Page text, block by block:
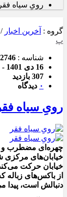
رویِ سیاه فقر
گروه : آخرین اخبار /
پ
شناسه : 2746
16 دی 1401 - 20:10
307 بازدید
۰ دیدگاه
رویِ سیاه
چهره‌ای مضطرب و
خیابان‌های
خیابان حرکت
از باکس‌های زباله
دنبالش است، پیدا